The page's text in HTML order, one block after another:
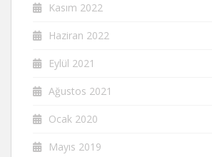
Kasım 2022
Haziran 2022
Eylül 2021
Ağustos 2021
Ocak 2020
Mayıs 2019